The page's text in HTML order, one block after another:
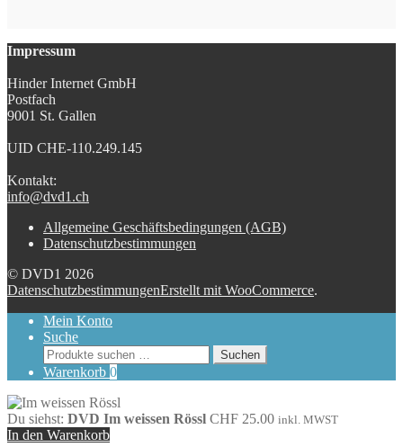
Impressum
Hinder Internet GmbH
Postfach
9001 St. Gallen
UID CHE-110.249.145
Kontakt:
info@dvd1.ch
Allgemeine Geschäftsbedingungen (AGB)
Datenschutzbestimmungen
© DVD1 2026
DatenschutzbestimmungenErstellt mit WooCommerce.
Mein Konto
Suche
Suchen
nach:
Suchen
Warenkorb 0
Du siehst: DVD Im weissen Rössl CHF 25.00 inkl. MWST
In den Warenkorb